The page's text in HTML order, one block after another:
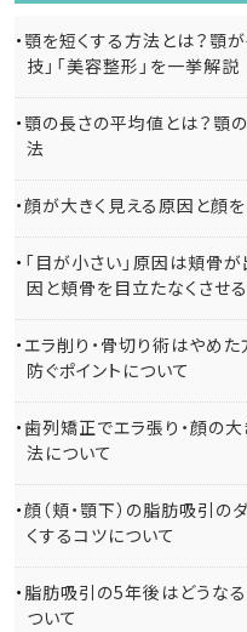
顎を短くする方法とは？顎が
技」「美容整形」を一挙解説
顎の長さの平均値とは？顎
法
顔が大きく見える原因と顔
「目が小さい」原因は頬骨
因と頬骨を目立たなくさせ
エラ削り・骨切り術はやめ
防ぐポイントについて
歯列矯正でエラ張り・顔の
法について
顔（頬・顎下）の脂肪吸引の
くするコツについて
脂肪吸引の5年後はどうな
ついて